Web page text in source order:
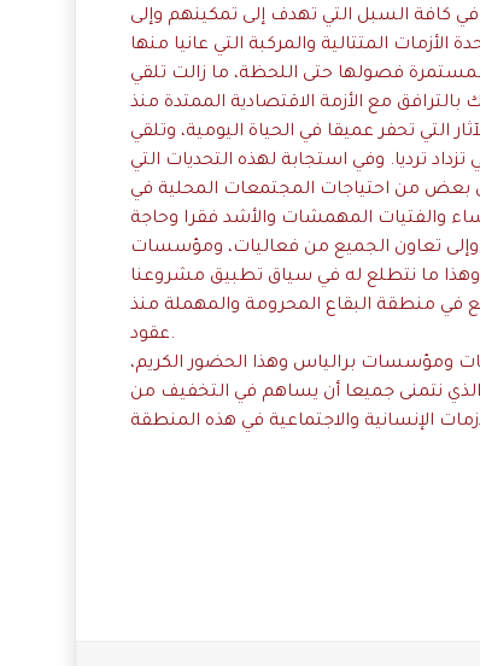
كافة السبل التي تهدف إلى تمكينهم وإلى
فصولها حتى اللحظة، ما زالت تلقي
بالترافق مع الأزمة الاقتصادية الممتدة منذ
التي تحفر عميقا في الحياة اليومية، وتلقي
تزداد ترديا. وفي استجابة لهذه التحديات التي
بعض من احتياجات المجتمعات المحلية في
وإلى تعاون الجميع من فعاليات، ومؤسسات
ما نتطلع له في سياق تطبيق مشروعنا
في منطقة البقاع المحرومة والمهملة منذ
عقود.
ومؤسسات برالياس وهذا الحضور الكريم،
نتمنى جميعا أن يساهم في التخفيف من